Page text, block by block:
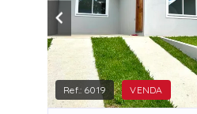
Ref.: 6019 VENDA